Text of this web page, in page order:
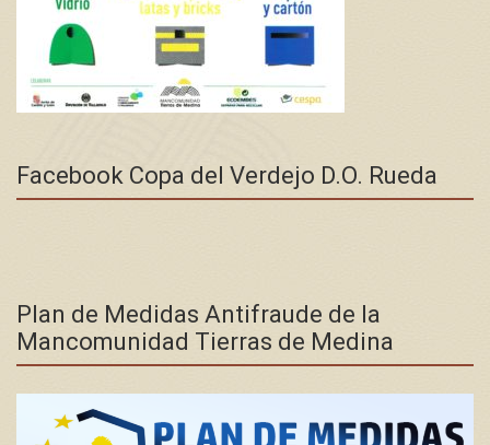
Facebook Copa del Verdejo D.O. Rueda
Plan de Medidas Antifraude de la
Mancomunidad Tierras de Medina